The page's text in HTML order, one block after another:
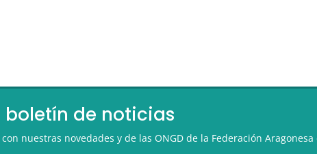
boletín de noticias
nuestras novedades y de las ONGD de la Federación